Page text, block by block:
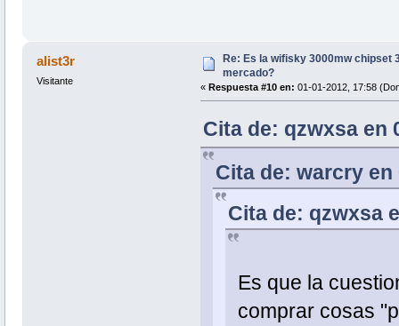
alist3r
Visitante
Re: Es la wifisky 3000mw chipset
mercado?
« Respuesta #10 en: 01-01-2012, 17:58
Cita de: qzwxsa en
Cita de: warcry en
Cita de: qzwxsa
Es que la
comprar cosas